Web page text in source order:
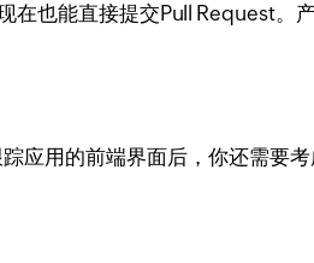
也能直接提交Pull Request。
应用的前端界面后，你还需要